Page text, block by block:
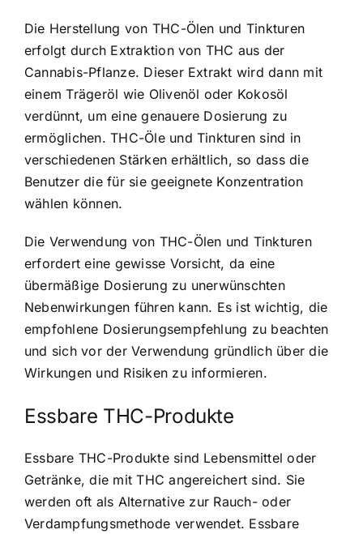
Die Herstellung von THC-Ölen und Tinkturen
erfolgt durch Extraktion von THC aus der
Cannabis-Pflanze. Dieser Extrakt wird dann mit
einem Trägeröl wie Olivenöl oder Kokosöl
verdünnt, um eine genauere Dosierung zu
ermöglichen. THC-Öle und Tinkturen sind in
verschiedenen Stärken erhältlich, so dass die
Benutzer die für sie geeignete Konzentration
wählen können.
Die Verwendung von THC-Ölen und Tinkturen
erfordert eine gewisse Vorsicht, da eine
übermäßige Dosierung zu unerwünschten
Nebenwirkungen führen kann. Es ist wichtig, die
empfohlene Dosierungsempfehlung zu beachten
und sich vor der Verwendung gründlich über die
Wirkungen und Risiken zu informieren.
Essbare THC-Produkte
Essbare THC-Produkte sind Lebensmittel oder
Getränke, die mit THC angereichert sind. Sie
werden oft als Alternative zur Rauch- oder
Verdampfungsmethode verwendet. Essbare